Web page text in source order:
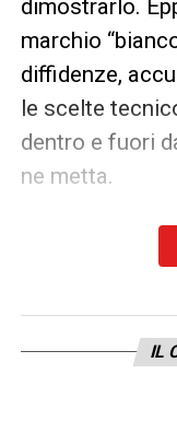
dimostrarlo.
marchio
diffidenze,
le scelte
dentro e fuori
ne metta.
Ora, il mondo
2021:
ripescaggi
dimostrazione
IL